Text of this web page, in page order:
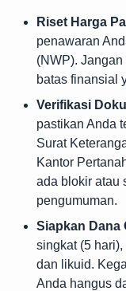
Riset Harga
penawaran
(NWP).
batas finansial
Verifikasi
pastikan Anda
Surat
Kantor
ada blokir atau
pengumuman.
Siapkan Dana
singkat (5
dan likuid.
Anda hangus